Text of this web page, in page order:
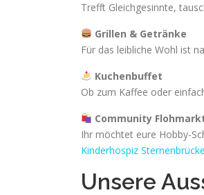
Trefft Gleichgesinnte,
Grillen & Getränke
Für das leibliche Wohl ist
Kuchenbuffet
Ob zum Kaffee oder
Community
Ihr möchtet eure Hobby-
Kinderhospiz Sternenbrücke
Unsere